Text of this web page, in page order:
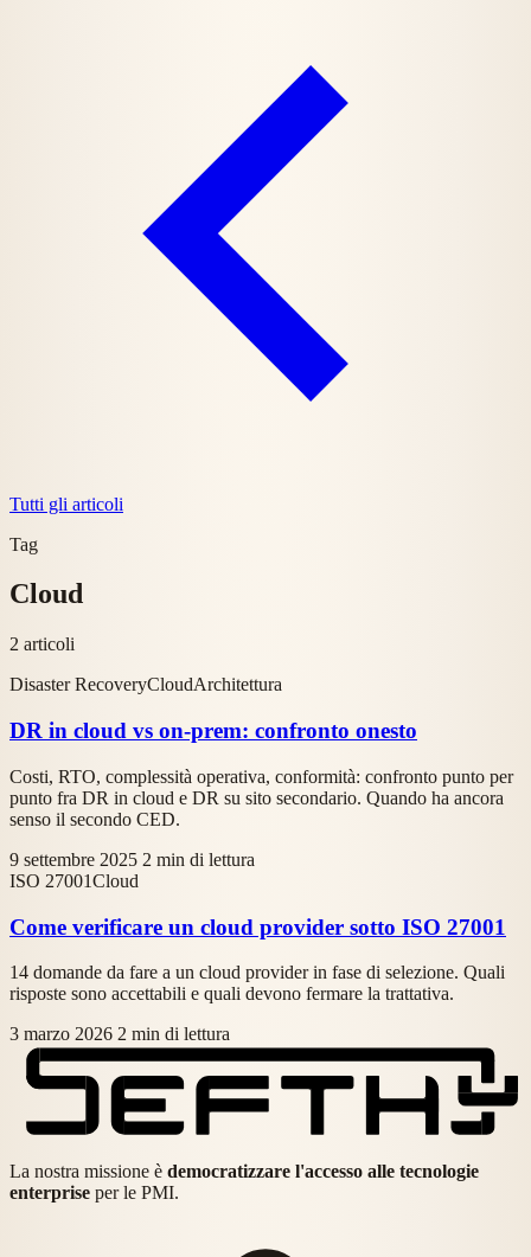
Tutti gli articoli
Tag
Cloud
2 articoli
Disaster RecoveryCloudArchitettura
DR in cloud vs on-prem: confronto onesto
Costi, RTO, complessità operativa, conformità: confronto punto per
punto fra DR in cloud e DR su sito secondario. Quando ha ancora
senso il secondo CED.
9 settembre 2025 2 min di lettura
ISO 27001Cloud
Come verificare un cloud provider sotto ISO 27001
14 domande da fare a un cloud provider in fase di selezione. Quali
risposte sono accettabili e quali devono fermare la trattativa.
3 marzo 2026 2 min di lettura
La nostra missione è democratizzare l'accesso alle tecnologie
enterprise per le PMI.